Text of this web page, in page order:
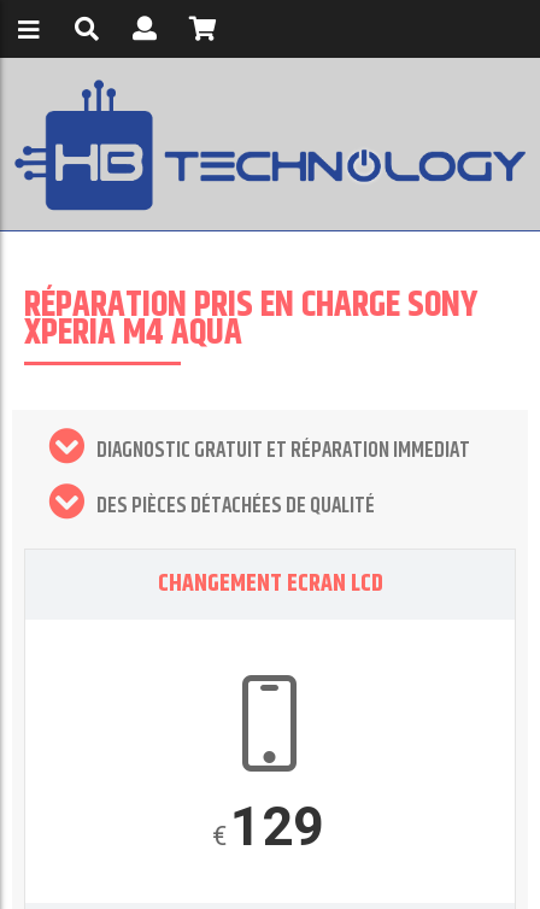
RÉPARATION PRIS EN CHARGE SONY
XPERIA M4 AQUA
DIAGNOSTIC GRATUIT ET RÉPARATION IMMEDIAT
DES PIÈCES DÉTACHÉES DE QUALITÉ
CHANGEMENT ECRAN LCD
€129